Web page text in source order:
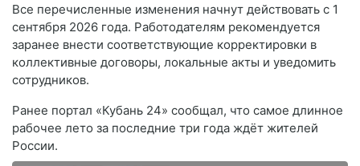
Все перечисленные изменения начнут действовать с 1
сентября 2026 года. Работодателям рекомендуется
заранее внести соответствующие корректировки в
коллективные договоры, локальные акты и уведомить
сотрудников.
Ранее портал «Кубань 24» сообщал, что самое длинное
рабочее лето за последние три года ждёт жителей
России.